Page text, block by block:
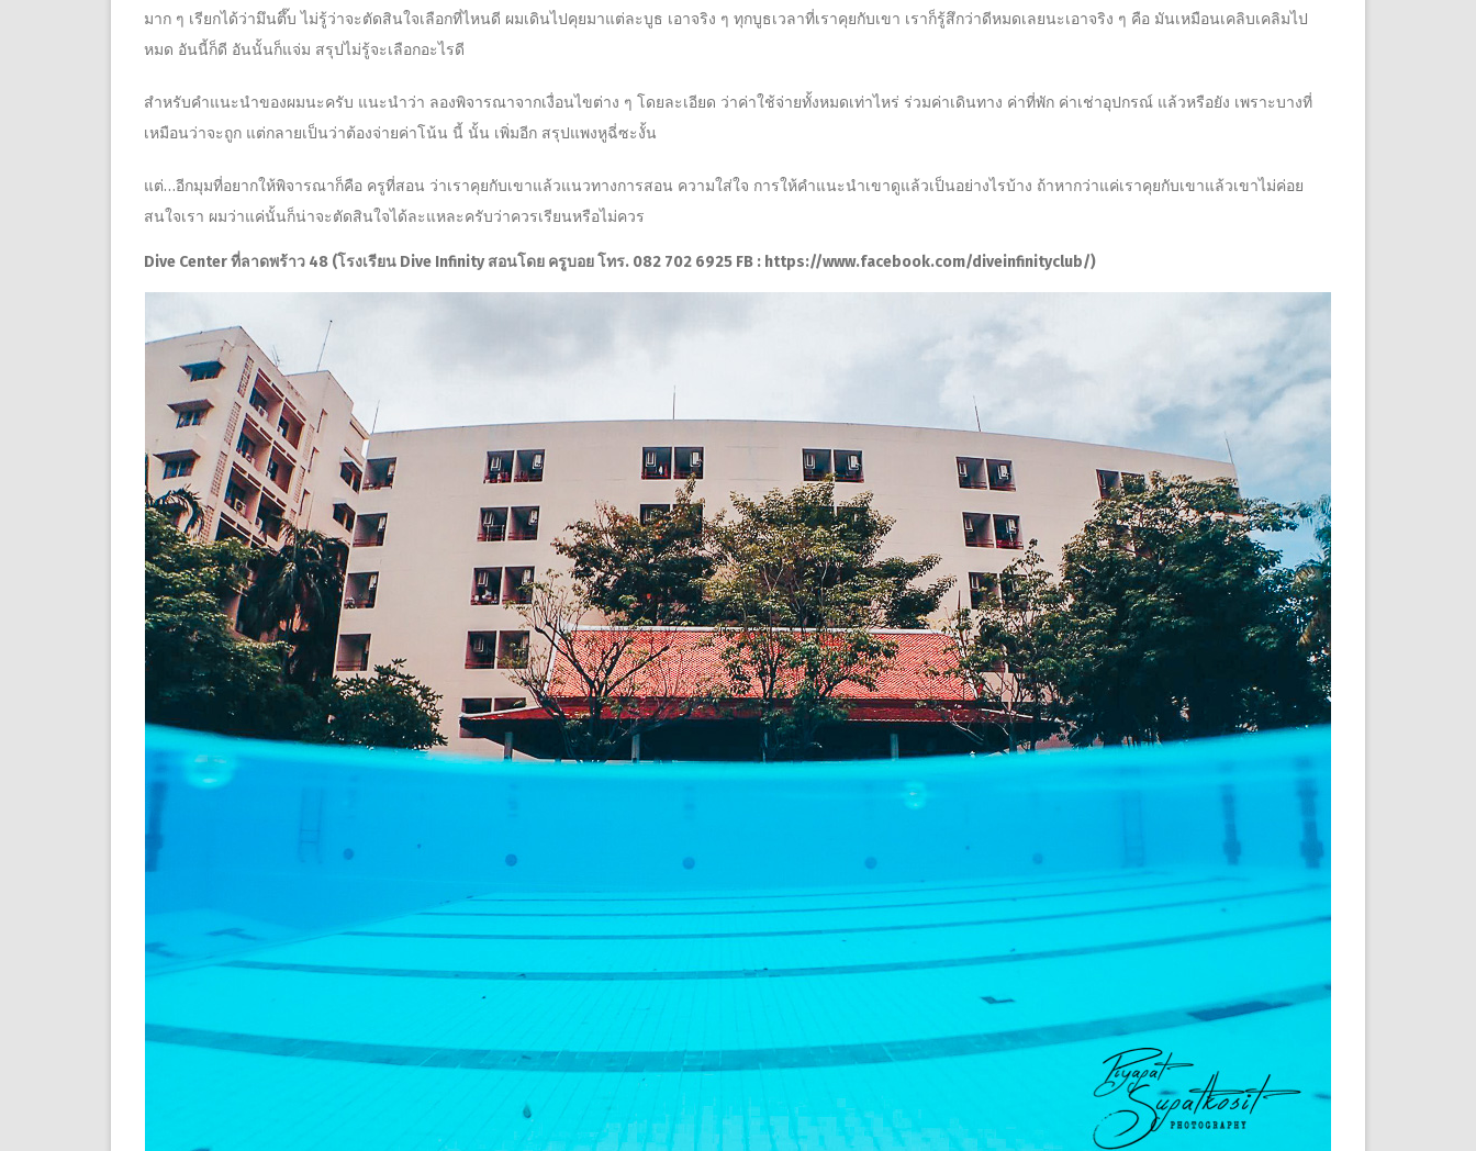
มาก ๆ เรียกได้ว่ามึนตึ๊บ ไม่รู้ว่าจะตัดสินใจเลือกที่ไหนดี ผมเดินไปคุยมาแต่ละบูธ​ เอาจริง ๆ ทุกบูธ​เวลาที่เราคุยกับเขา เราก็รู้สึกว่าดีหมดเลยนะเอาจริง ๆ คือ มันเหมือนเคลิบเคลิมไป
หมด อันนี้ก็ดี อันนั้นก็แจ่ม สรุปไม่รู้จะเลือกอะไรดี
สำหรับคำแนะนำของผมนะครับ แนะนำว่า ลองพิจารณาจากเงื่อนไขต่าง ๆ โดยละเอียด ว่าค่าใช้จ่ายทั้งหมดเท่าไหร่ ร่วมค่าเดินทาง ค่าที่พัก ค่าเช่าอุปกรณ์ แล้วหรือยัง เพราะบางที่
เหมือนว่าจะถูก แต่กลายเป็นว่าต้องจ่ายค่าโน้น นี้ นั้น เพิ่มอีก สรุปแพงหูฉี่ซะงั้น
แต่…อีกมุมที่อยากให้พิจารณาก็คือ ครูที่สอน ว่าเราคุยกับเขาแล้วแนวทางการสอน ความใส่ใจ การให้คำแนะนำเขาดูแล้วเป็นอย่างไรบ้าง ถ้าหากว่าแค่เราคุยกับเขาแล้วเขาไม่ค่อย
สนใจเรา ผมว่าแค่นั้นก็น่าจะตัดสินใจได้ละแหละครับว่าควรเรียนหรือไม่ควร
Dive Center ที่ลาดพร้าว 48 (โรงเรียน Dive Infinity สอนโดย ครูบอย โทร. 082 702 6925 FB : https://www.facebook.com/diveinfinityclub/)